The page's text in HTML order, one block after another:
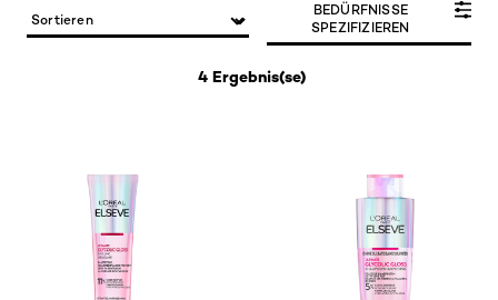
4 Ergebnis(se)
BEDÜRFNISSE
SPEZIFIZIEREN